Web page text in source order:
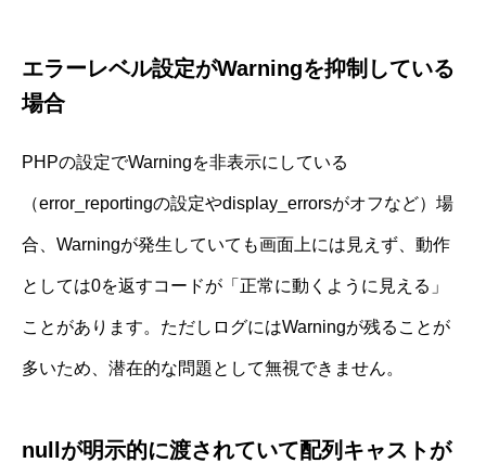
エラーレベル設定がWarningを抑制している
場合
PHPの設定でWarningを非表示にしている
（error_reportingの設定やdisplay_errorsがオフなど）場
合、Warningが発生していても画面上には見えず、動作
としては0を返すコードが「正常に動くように見える」
ことがあります。ただしログにはWarningが残ることが
多いため、潜在的な問題として無視できません。
nullが明示的に渡されていて配列キャストが